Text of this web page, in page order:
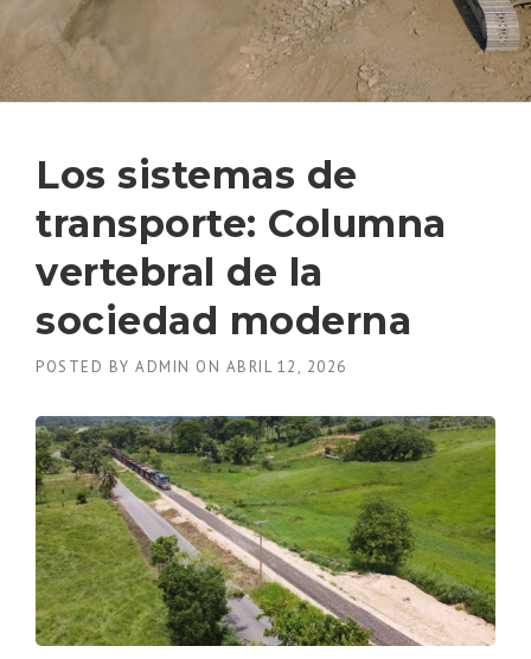
Los sistemas de
transporte: Columna
vertebral de la
sociedad moderna
POSTED BY ADMIN ON ABRIL 12, 2026